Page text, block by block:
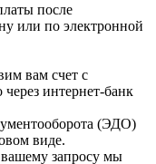
после
или по электронной
вам счет с
интернет-банк
(ЭДО)
виде.
запросу мы